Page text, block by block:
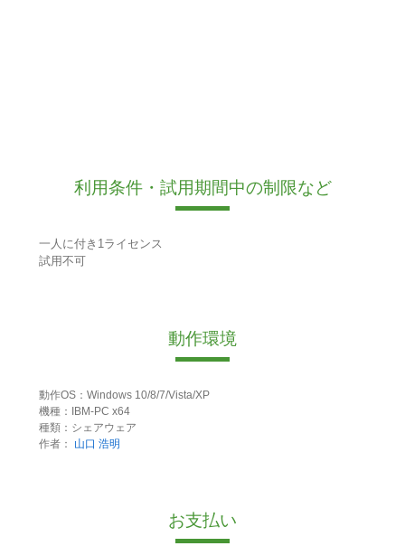
利用条件・試用期間中の制限など
一人に付き1ライセンス
試用不可
動作環境
動作OS：Windows 10/8/7/Vista/XP
機種：IBM-PC x64
種類：シェアウェア
作者：
山口 浩明
お支払い